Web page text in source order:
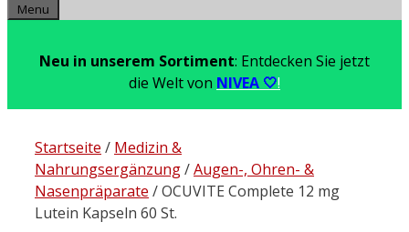
Menu
Neu in unserem Sortiment: Entdecken Sie jetzt
die Welt von NIVEA 🤍!
Startseite / Medizin &
Nahrungsergänzung/Augen-, Ohren- &
Nasenpräparate / OCUVITE Complete 12 mg
Lutein Kapseln 60 St.